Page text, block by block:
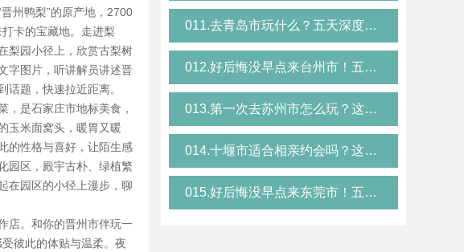
州鸭梨”的原产地，2700
卡的宝藏地。走进梨
梨园小径上，欣赏古梨树
字图片，听讲解员讲述晋
题，快速拉近距离。
，是石家庄市地标美食，
玉米面窝头，暖胃又暖
的性格与喜好，让陌生感
园区，殿宇古朴、绿植繁
在园区的小径上漫步，聊
店。和你的晋州市伴玩一
彼此的体贴与温柔。夜
011.去青岛市玩什么？五天深度游攻略，青岛伴游带你解锁隐藏玩法
012.好后悔没早点来台州市！五天玩遍精华，台州市伴游体验报告
013.第一次去苏州市怎么玩？这份五天攻略太全了，苏州市旅游搭子都在用
014.十堰市适合相亲约会吗？这份攻略告诉你，十堰交友必看
015.好后悔没早点来东莞市！五天玩遍精华，东莞伴游体验报告